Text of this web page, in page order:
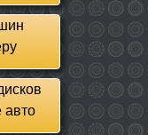
авто